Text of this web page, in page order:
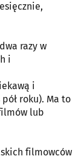
razy w
i
i
roku). Ma to
lub
filmowców